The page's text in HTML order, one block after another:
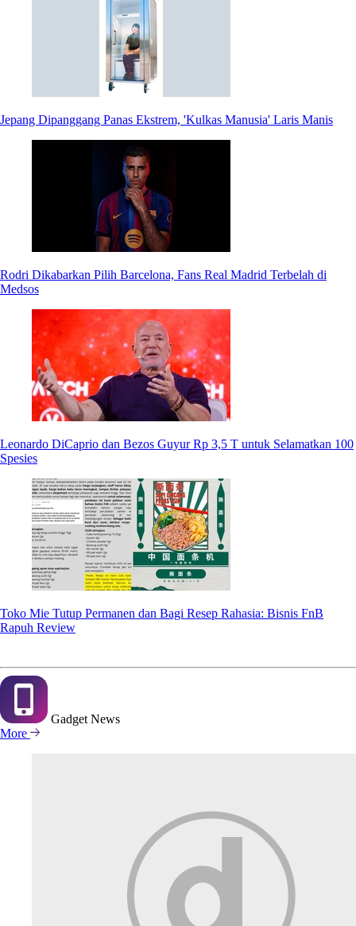
Jepang Dipanggang Panas Ekstrem, 'Kulkas Manusia' Laris Manis
Rodri Dikabarkan Pilih Barcelona, Fans Real Madrid Terbelah di
Medsos
Leonardo DiCaprio dan Bezos Guyur Rp 3,5 T untuk Selamatkan 100
Spesies
Toko Mie Tutup Permanen dan Bagi Resep Rahasia: Bisnis FnB
Rapuh Review
Gadget News
More